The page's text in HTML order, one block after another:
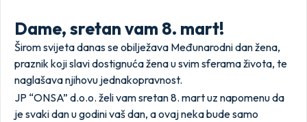
Dame, sretan vam 8. mart!
Širom svijeta danas se obilježava Međunarodni dan žena,
praznik koji slavi dostignuća žena u svim sferama života, te
naglašava njihovu jednakopravnost.
JP “ONSA” d.o.o. želi vam sretan 8. mart uz napomenu da
je svaki dan u godini vaš dan, a ovaj neka bude samo